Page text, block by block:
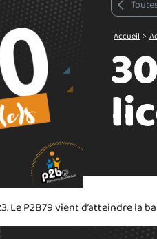
Accueil >
Le P2B79 vient d’atteindre la